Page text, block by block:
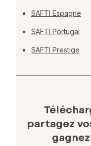
SAFTI Espagne
SAFTI Portugal
SAFTI Prestige
partagez